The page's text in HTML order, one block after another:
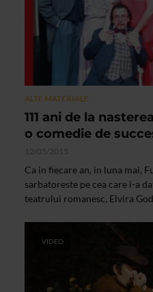
ALTE MATERIALE
111 ani de la
o comedie de
12/05/2015
Ca in fiecare an, in luna mai,
sarbatoreste pe cea care i-a
teatrului romanesc, Elvira
VIDEO